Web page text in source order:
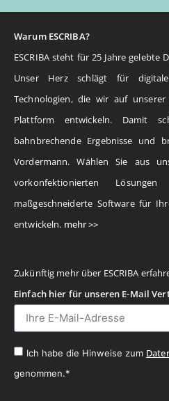
Warum ESCRIBA?
ESCRIBA steht für 25 Jahre
Unser Herz schlägt für
Technologien, die wir auf
Plattform entwickeln. Damit
bahnbrechende Ergebnisse und
Vordermann. Wählen Sie aus
vorkonfektionierten
maßgeschneiderte Software für
entwickeln. mehr >>
Zukünftig mehr über ESCRIBA
Einfach hier für unseren E-Mail
Ich habe die Hinweise zum
genommen.*